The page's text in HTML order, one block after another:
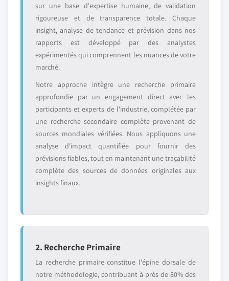
sur une base d'expertise humaine, de validation
rigoureuse et de transparence totale. Chaque
insight, analyse de tendance et prévision dans nos
rapports est développé par des analystes
expérimentés qui comprennent les nuances de votre
marché.
Notre approche intègre une recherche primaire
approfondie par un engagement direct avec les
participants et experts de l'industrie, complétée par
une recherche secondaire complète provenant de
sources mondiales vérifiées. Nous appliquons une
analyse d'impact quantifiée pour fournir des
prévisions fiables, tout en maintenant une traçabilité
complète des sources de données originales aux
insights finaux.
2. Recherche Primaire
La recherche primaire constitue l'épine dorsale de
notre méthodologie, contribuant à près de 80% des